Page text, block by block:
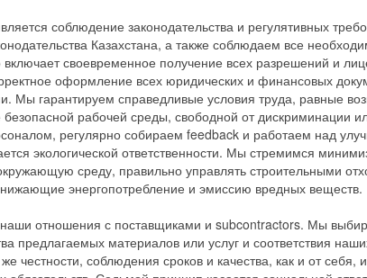
соблюдение законодательства и регулятивных
Казахстана, а также соблюдаем все
своевременное получение всех разрешений и
оформление всех юридических и финансовых
Мы гарантируем справедливые условия труда, равные
рабочей среды, свободной от дискриминации
регулярно собираем feedback и работаем над
экологической ответственности. Мы стремимся
среду, правильно управлять строительными
энергопотребление и эмиссию вредных веществ.
отношения с поставщиками и subcontractors. Мы
предлагаемых материалов или услуг и соответствия
честности, соблюдения сроков и качества, как и от себя,